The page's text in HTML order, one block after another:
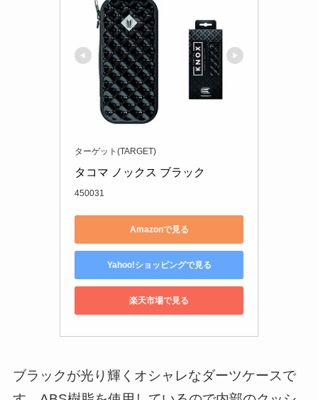
ターゲット(TARGET)
タコマ ノックス ブラック
450031
Amazonで見る
Yahoo!ショッピングで見る
楽天市場で見る
ブラックが光り輝くオシャレなダーツケースで